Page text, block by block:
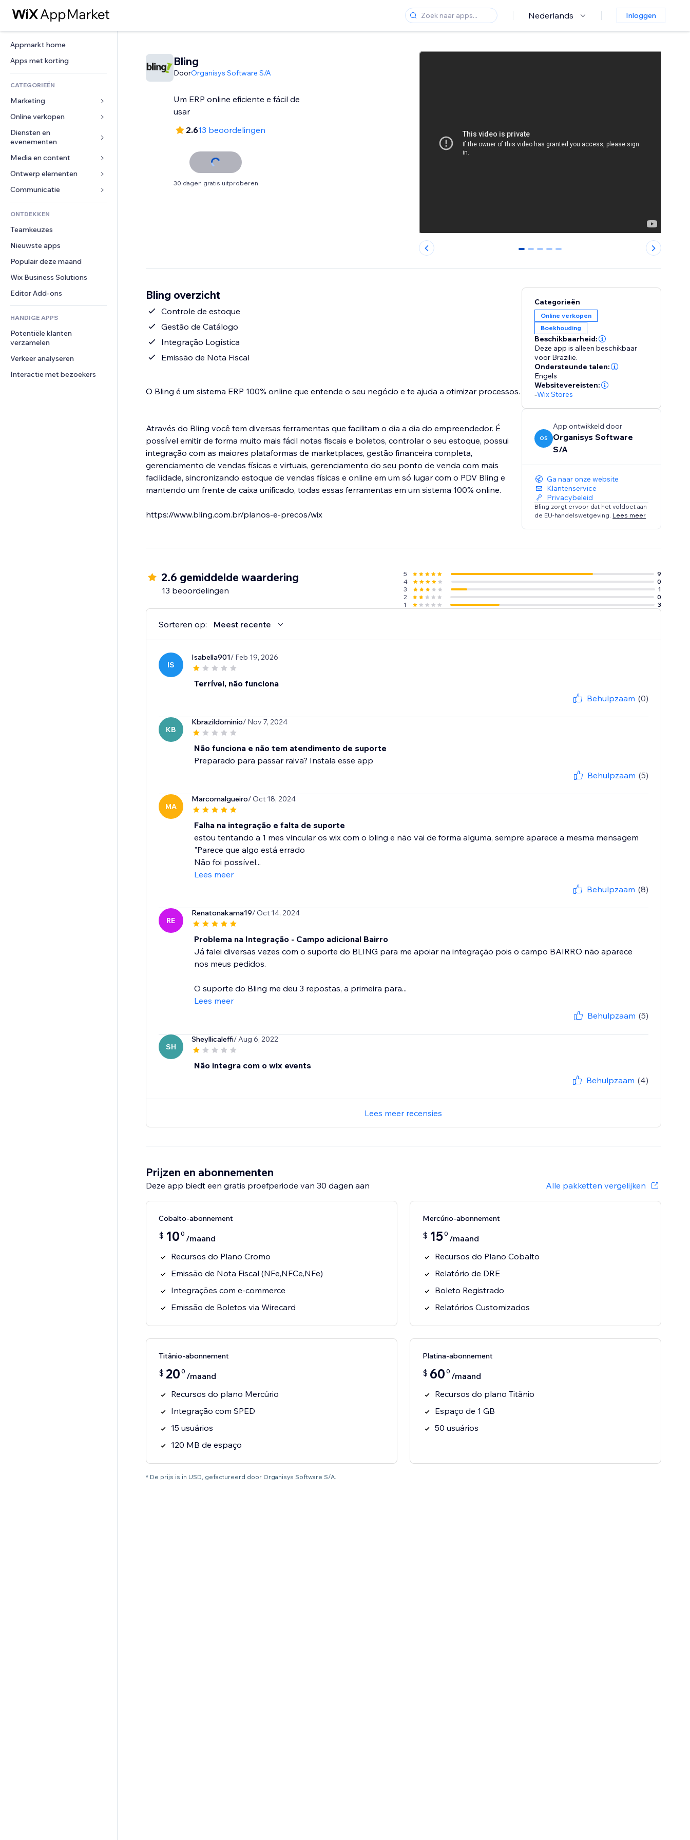
Nederlands Inloggen
Appmarkt home
Apps met korting
CATEGORIEËN
Marketing
Advertenties
Mobiel
Analytics
Social media
SEO
Betrokkenheid
Websitevermeldingen
E-mail
Conversie
Online verkopen
Apps voor webshops
Verzending en levering
Verkoopknoppen
Online cursussen
Print on demand
Boekhouding
Coupons en loyaliteit
Opslagoplossingen
Dropshipping
Prijzen en abonnementen
Crowdfunding
Eten en drinken
Diensten en
evenementen
Hotels
Evenementen
Restaurants
Vastgoed
Boekingen
Media en content
Galerij
Muziek
Podcasts
Fotografie
Video
PDF
Bestanden delen
Nieuws
Ontwerp elementen
Kaarten en navigatie
Privacy en beveiliging
Ontime
Pagina templates
Afbeeldingseffecten
Knoppen en menu's
Banners en badges
Rekenmachines
Zoeken
Weer
Grafieken en tabellen
Formulieren
Enquêtes
Chat
Opmerkingen
Telefoonnummer
Community
Beoordelingen en testimonials
CRM
ONTDEKKEN
Teamkeuzes
Nieuwste apps
Populair deze maand
Wix Business Solutions
Editor Add-ons
HANDIGE APPS
Potentiële klanten
verzamelen
Verkeer analyseren
Interactie met bezoekers
Bling
DoorOrganisys Software S/A
Um ERP online eficiente e fácil de
usar
2.613 beoordelingen
30 dagen gratis uitproberen
0 1 2 3 4
Bling overzicht
Controle de estoque
Gestão de Catálogo
Integração Logística
Emissão de Nota Fiscal
O Bling é um sistema ERP 100% online que entende o seu negócio e te ajuda a otimizar processos.
Através do Bling você tem diversas ferramentas que facilitam o dia a dia do empreendedor. É
possível emitir de forma muito mais fácil notas fiscais e boletos, controlar o seu estoque, possui
integração com as maiores plataformas de marketplaces, gestão financeira completa,
gerenciamento de vendas físicas e virtuais, gerenciamento do seu ponto de venda com mais
facilidade, sincronizando estoque de vendas físicas e online em um só lugar com o PDV Bling e
mantendo um frente de caixa unificado, todas essas ferramentas em um sistema 100% online.
https://www.bling.com.br/planos-e-precos/wix
Categorieën
Online verkopen
Boekhouding
Beschikbaarheid:
Deze app is alleen beschikbaar
voor Brazilië.
Ondersteunde talen:
Engels
Websitevereisten:
-Wix Stores
OS
App ontwikkeld door
Organisys Software
S/A
Ga naar onze website
Klantenservice
Privacybeleid
Bling zorgt ervoor dat het voldoet aan
de EU-handelswetgeving. Lees meer
2.6 gemiddelde waardering
13 beoordelingen
5
9
4
0
3
1
2
0
1
3
Sorteren op: Meest recente
IS
Isabella901/ Feb 19, 2026
Terrível, não funciona
Behulpzaam (0)
KB
Kbrazildominio/ Nov 7, 2024
Não funciona e não tem atendimento de suporte
Preparado para passar raiva? Instala esse app
Behulpzaam (5)
MA
Marcomalgueiro/ Oct 18, 2024
Falha na integração e falta de suporte
estou tentando a 1 mes vincular os wix com o bling e não vai de forma alguma, sempre aparece a mesma mensagem
"Parece que algo está errado
Não foi possível...
Lees meer
Behulpzaam (8)
RE
Renatonakama19/ Oct 14, 2024
Problema na Integração - Campo adicional Bairro
Já falei diversas vezes com o suporte do BLING para me apoiar na integração pois o campo BAIRRO não aparece
nos meus pedidos.
O suporte do Bling me deu 3 repostas, a primeira para...
Lees meer
Behulpzaam (5)
SH
Sheyllicaleffi/ Aug 6, 2022
Não integra com o wix events
Behulpzaam (4)
Lees meer recensies
Prijzen en abonnementen
Deze app biedt een gratis proefperiode van 30 dagen aan Alle pakketten vergelijken
Cobalto-abonnement
$ 10 0 /maand
Recursos do Plano Cromo
Emissão de Nota Fiscal (NFe,NFCe,NFe)
Integrações com e-commerce
Emissão de Boletos via Wirecard
Mercúrio-abonnement
$ 150 /maand
Recursos do Plano Cobalto
Relatório de DRE
Boleto Registrado
Relatórios Customizados
Titânio-abonnement
$ 20 0 /maand
Recursos do plano Mercúrio
Integração com SPED
15 usuários
120 MB de espaço
Platina-abonnement
$ 60 0 /maand
Recursos do plano Titânio
Espaço de 1 GB
50 usuários
* De prijs is in USD, gefactureerd door Organisys Software S/A.